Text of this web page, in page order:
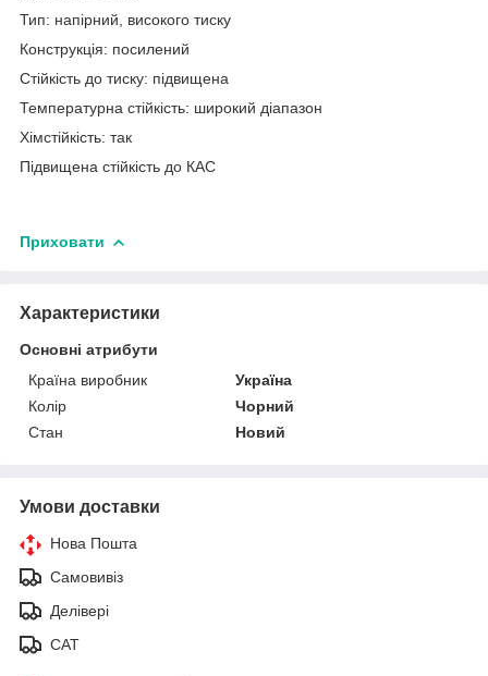
Тип: напірний, високого тиску
Конструкція: посилений
Стійкість до тиску: підвищена
Температурна стійкість: широкий діапазон
Хімстійкість: так
Підвищена стійкість до КАС
Приховати
Характеристики
Основні атрибути
Країна виробник
Україна
Колір
Чорний
Стан
Новий
Умови доставки
Нова Пошта
Самовивіз
Делівері
САТ